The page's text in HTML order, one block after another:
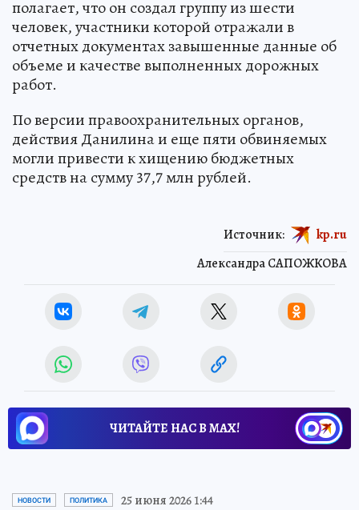
полагает, что он создал группу из шести
человек, участники которой отражали в
отчетных документах завышенные данные об
объеме и качестве выполненных дорожных
работ.
По версии правоохранительных органов,
действия Данилина и еще пяти обвиняемых
могли привести к хищению бюджетных
средств на сумму 37,7 млн рублей.
Александра САПОЖКОВА
Источник: kp.ru
ЧИТАЙТЕ НАС В МАХ!
НОВОСТИ ПОЛИТИКА 25 июня 2026 1:44